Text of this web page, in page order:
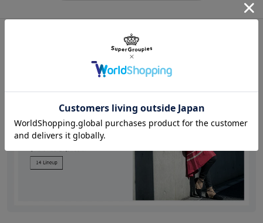
この商品のShopping / Blog記事